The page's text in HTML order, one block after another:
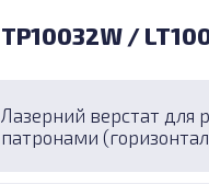
TP10032W /
Лазерний верстат для
патронами